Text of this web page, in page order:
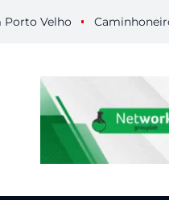
Caminhoneiro